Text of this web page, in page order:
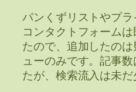
パンくずリストやプラ
コンタクトフォーム
たので、追加したの
ューのみです。記事
たが、検索流入は未だ